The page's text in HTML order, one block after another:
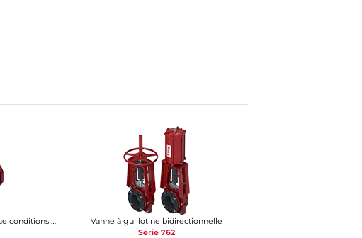
Vanne à guillotine bidirectionnelle
Série 762